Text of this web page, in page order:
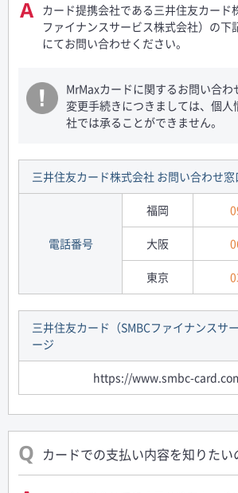
カード提携会社である三井住友カード
ファイナンスサービス株式会社）の下
にてお問い合わせください。
MrMaxカードに関するお問い合わ
変更手続きにつきましては、個
社では承ることができません。
三井住友カード株式会社 お問い合わせ窓
電話番号
福岡
大阪
東京
三井住友カード（SMBCファイナンスサ
ージ
https://www.smbc-
カードでの支払い内容を知りたい